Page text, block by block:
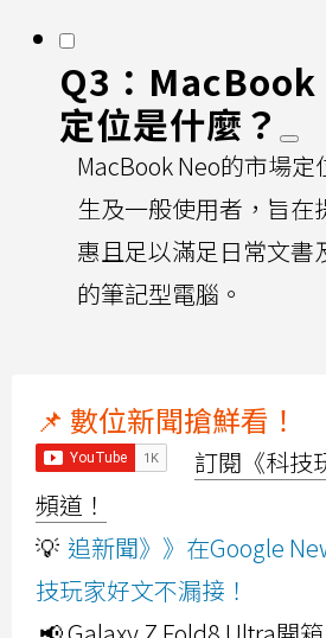
Q3：MacBook
定位是什麼？
MacBook Neo的市場
生及一般使用者，旨在
惠且足以滿足日常文書
的筆記型電腦。
📌 數位新聞搶鮮看！
訂閱《科技
頻道！
💡 追新聞》》在Google
技玩家好文不漏接！